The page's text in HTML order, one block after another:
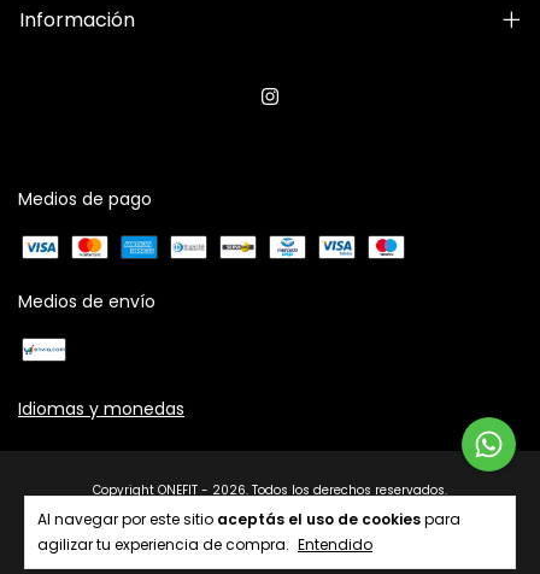
Al navegar por este sitio aceptás el uso de cookiespara
agilizar tu experiencia de compra. Entendido
Información
Medios de pago
Medios de envío
Idiomas y monedas
Copyright ONEFIT - 2026. Todos los derechos reservados.